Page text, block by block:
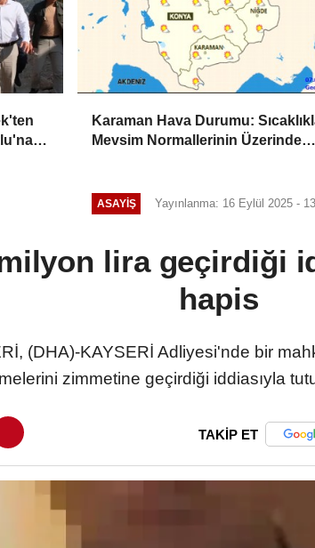
Karaman Hava Durumu:
Mevsim Normallerinin Üzerinde
ASAYIŞ Yayınlanma: 16 Eylül 2025 -
lira geçirdiği
hapis
(DHA)-KAYSERİ Adliyesi'nde bir
zimmetine geçirdiği iddiasıyla
TAKİP ET